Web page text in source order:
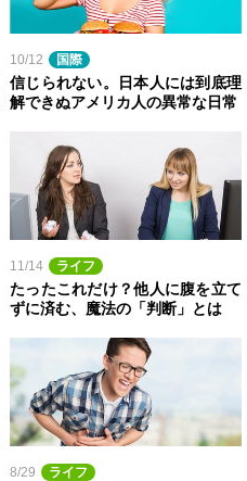
10/12 国際
信じられない。日本人には到底理
解できぬアメリカ人の異常な日常
11/14 ライフ
たったこれだけ？他人に腹を立て
ずに済む、魔法の「判断」とは
8/29 ライフ